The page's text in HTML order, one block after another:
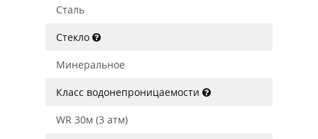
Сталь
Стекло
Минеральное
Класс водонепроницаемости
WR 30м (3 атм)